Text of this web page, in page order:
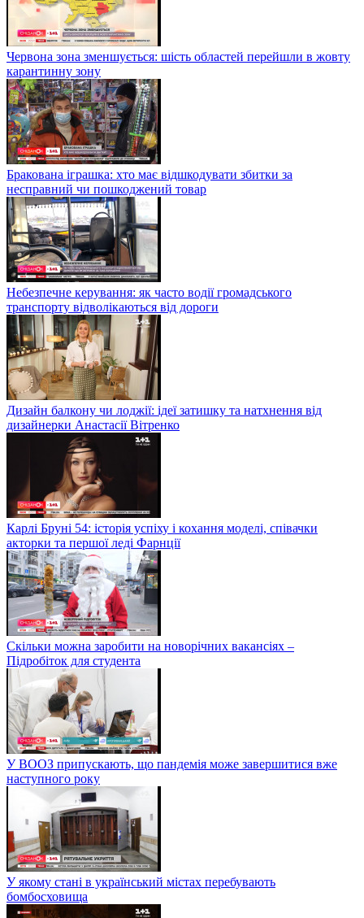
Червона зона зменшується: шість областей перейшли в жовту
карантинну зону
Бракована іграшка: хто має відшкодувати збитки за
несправний чи пошкоджений товар
Небезпечне керування: як часто водії громадського
транспорту відволікаються від дороги
Дизайн балкону чи лоджії: ідеї затишку та натхнення від
дизайнерки Анастасії Вітренко
Карлі Бруні 54: історія успіху і кохання моделі, співачки
акторки та першої леді Фарнції
Скільки можна заробити на новорічних вакансіях –
Підробіток для студента
У ВООЗ припускають, що пандемія може завершитися вже
наступного року
У якому стані в український містах перебувають
бомбосховища